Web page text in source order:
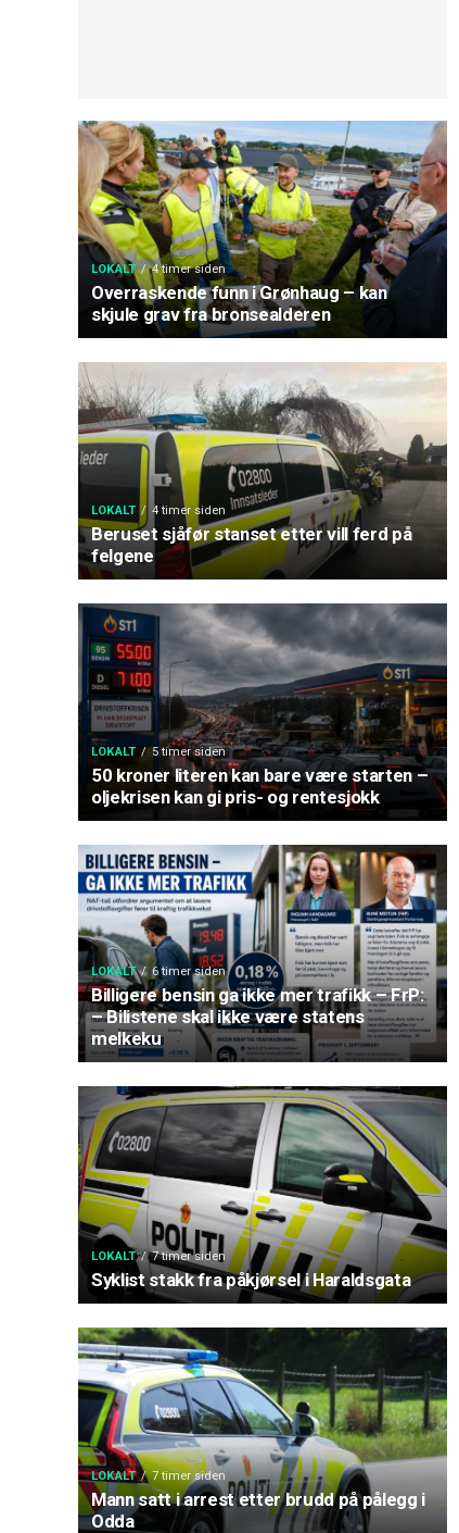
LOKALT 4 timer siden
Overraskende funn i Grønhaug – kan
skjule grav fra bronsealderen
LOKALT 4 timer siden
Beruset sjåfør stanset etter vill ferd på
felgene
LOKALT 5 timer siden
50 kroner literen kan bare være starten –
oljekrisen kan gi pris- og rentesjokk
LOKALT 6 timer siden
Billigere bensin ga ikke mer trafikk – FrP:
– Bilistene skal ikke være statens
melkeku
LOKALT 7 timer siden
Syklist stakk fra påkjørsel i Haraldsgata
LOKALT 7 timer siden
Mann satt i arrest etter brudd på pålegg i
Odda